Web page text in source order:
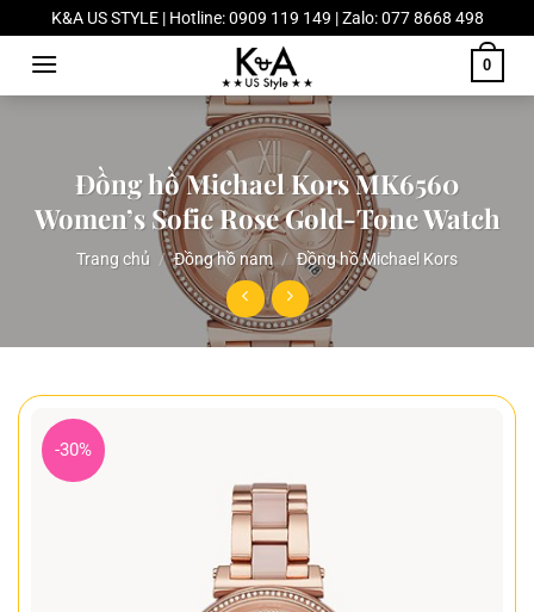
Chuyển
đến
dung
K&A US STYLE | Hotline: 0909 119 149 | Zalo: 077 8668 498
0
Đồng hồ Michael Kors MK6560
Women’s Sofie Rose Gold-Tone Watch
Trang chủ / Đồng hồ nam / Đồng hồ Michael Kors
-30%